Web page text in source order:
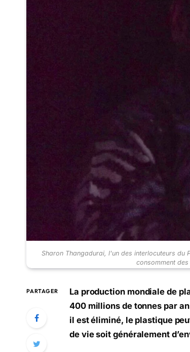
Sharon Thangadurai, l'un des interlocuteurs du
consomment
PARTAGER
La production mondiale de
400 millions de tonnes par
il est éliminé, le plastique
de vie soit généralement